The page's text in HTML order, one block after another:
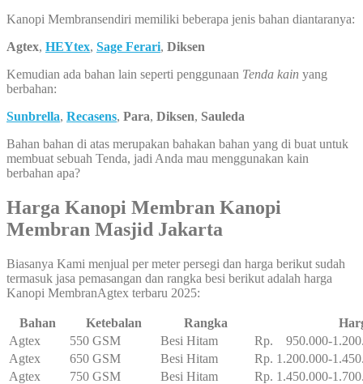
Kanopi Membransendiri memiliki beberapa jenis bahan diantaranya:
Agtex, HEYtex, Sage Ferari, Diksen
Kemudian ada bahan lain seperti penggunaan Tenda kain yang
berbahan:
Sunbrella, Recasens, Para, Diksen, Sauleda
Bahan bahan di atas merupakan bahakan bahan yang di buat untuk
membuat sebuah Tenda, jadi Anda mau menggunakan kain
berbahan apa?
Harga Kanopi Membran Kanopi
Membran Masjid Jakarta
Biasanya Kami menjual per meter persegi dan harga berikut sudah
termasuk jasa pemasangan dan rangka besi berikut adalah harga
Kanopi MembranAgtex terbaru 2025:
Bahan Ketebalan Rangka
Agtex
550 GSM Besi Hitam
Rp. 950.000-
Agtex
650 GSM Besi Hitam
Rp. 1.200.000-
Agtex
750 GSM Besi Hitam
Rp. 1.450.000-